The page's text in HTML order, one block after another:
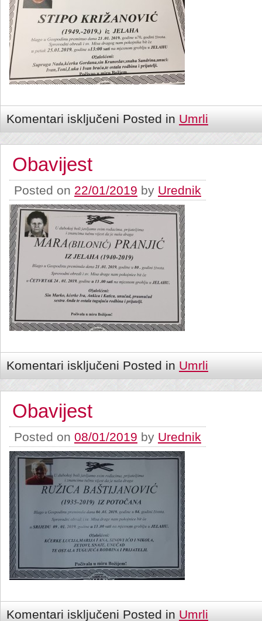
Komentari isključeni Posted in Umrli
Obavijest
Posted on 22/01/2019 by Urednik
Komentari isključeni Posted in Umrli
Obavijest
Posted on 08/01/2019 by Urednik
Komentari isključeni Posted in Umrli